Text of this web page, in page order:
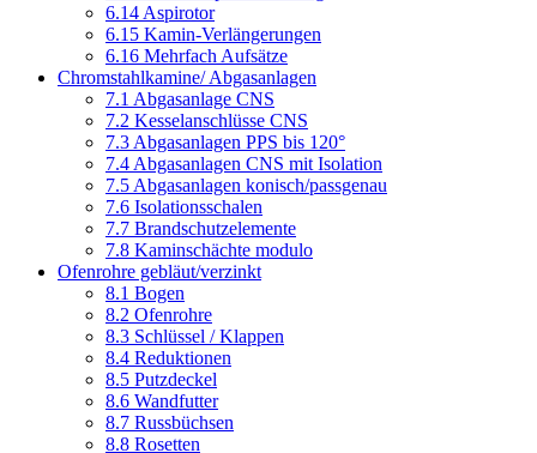
6.14 Aspirotor
6.15 Kamin-Verlängerungen
6.16 Mehrfach Aufsätze
Chromstahlkamine/ Abgasanlagen
7.1 Abgasanlage CNS
7.2 Kesselanschlüsse CNS
7.3 Abgasanlagen PPS bis 120°
7.4 Abgasanlagen CNS mit Isolation
7.5 Abgasanlagen konisch/passgenau
7.6 Isolationsschalen
7.7 Brandschutzelemente
7.8 Kaminschächte modulo
Ofenrohre gebläut/verzinkt
8.1 Bogen
8.2 Ofenrohre
8.3 Schlüssel / Klappen
8.4 Reduktionen
8.5 Putzdeckel
8.6 Wandfutter
8.7 Russbüchsen
8.8 Rosetten